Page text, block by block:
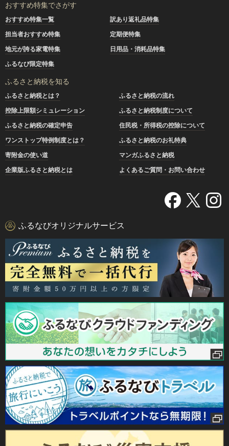
おすすめ特集でさがす
おすすめ特集一覧
訳あり返礼品特集
担当者おすすめ特集
定期便特集
地元が誇る家電特集
日用品・消耗品特集
ふるなび限定特集
ふるさと納税を知る
ふるさと納税とは？
ふるさと納税の流れ
控除上限額シミュレーション
ふるさと納税制度について
ふるさと納税の確定申告
住民税・所得税の控除について
ワンストップ特例制度とは？
ふるさと納税のお礼特典
寄附金の使い道
マンガふるさと納税
企業版ふるさと納税とは
よくあるご質問・お問い合わせ
ふるなびオリジナルサービス